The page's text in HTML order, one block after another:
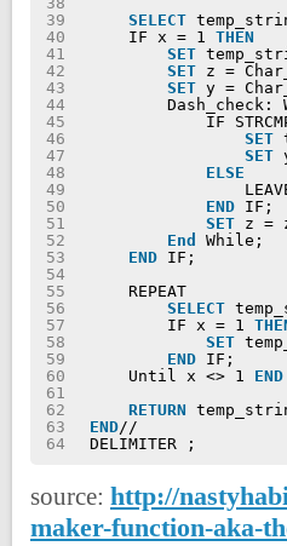
39
40
41
42
43
44
45
46
47
48
49
50
51
52
53
54
55
56
57
58
59
60
61
62
63
64
SELECT
IF x = 1 THEN
SET
SET z =
SET y =
Dash_check:
IF
SET
SET
ELSE
END IF;
SET z =
End
While;
END IF;
REPEAT
SELECT
IF x = 1
SET
END IF;
Until x <> 1 END
RETURN
END//
DELIMITER ;
source: http://
maker-function-aka-